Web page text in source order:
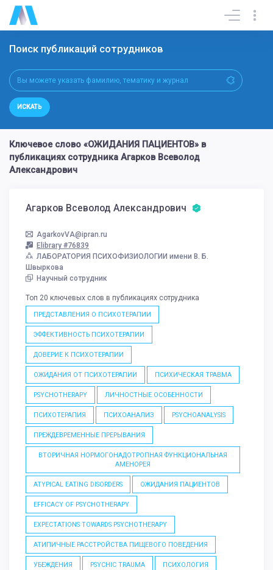
Поиск публикаций сотрудников
ИСКАТЬ
Ключевое слово «ОЖИДАНИЯ ПАЦИЕНТОВ» в
публикациях сотрудника Агарков Всеволод
Александрович
Агарков Всеволод Александрович
AgarkovVA@ipran.ru
Elibrary #76839
ЛАБОРАТОРИЯ ПСИХОФИЗИОЛОГИИ имени В. Б.
Швыркова
Научный сотрудник
Топ 20 ключевых слов в публикациях сотрудника
ПРЕДСТАВЛЕНИЯ О ПСИХОТЕРАПИИ
ЭФФЕКТИВНОСТЬ ПСИХОТЕРАПИИ
ДОВЕРИЕ К ПСИХОТЕРАПИИ
ОЖИДАНИЯ ОТ ПСИХОТЕРАПИИ ПСИХИЧЕСКАЯ ТРАВМА
PSYCHOTHERAPY ЛИЧНОСТНЫЕ ОСОБЕННОСТИ
ПСИХОТЕРАПИЯ ПСИХОАНАЛИЗ PSYCHOANALYSIS
ПРЕЖДЕВРЕМЕННЫЕ ПРЕРЫВАНИЯ
ВТОРИЧНАЯ НОРМОГОНАДОТРОПНАЯ ФУНКЦИОНАЛЬНАЯ
АМЕНОРЕЯ
ATYPICAL EATING DISORDERS ОЖИДАНИЯ ПАЦИЕНТОВ
EFFICACY OF PSYCHOTHERAPY
EXPECTATIONS TOWARDS PSYCHOTHERAPY
АТИПИЧНЫЕ РАССТРОЙСТВА ПИЩЕВОГО ПОВЕДЕНИЯ
УБЕЖДЕНИЯ PSYCHIC TRAUMA ПСИХОЛОГИЯ